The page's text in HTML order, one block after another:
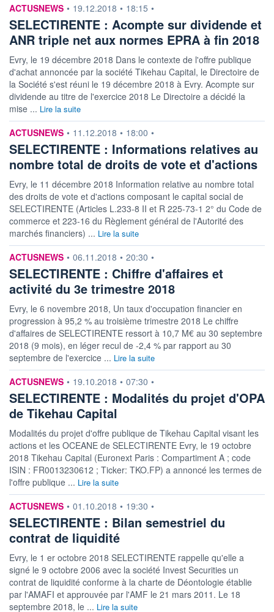
information fournie par
ACTUSNEWS • 19.12.2018 • 18:15 •
SELECTIRENTE : Acompte sur dividende et
ANR triple net aux normes EPRA à fin 2018
Evry, le 19 décembre 2018 Dans le contexte de l'offre publique
d'achat annoncée par la société Tikehau Capital, le Directoire de
la Société s'est réuni le 19 décembre 2018 à Evry. Acompte sur
dividende au titre de l'exercice 2018 Le Directoire a décidé la
mise ... Lire la suite
information fournie par
ACTUSNEWS • 11.12.2018 • 18:00 •
SELECTIRENTE : Informations relatives au
nombre total de droits de vote et d'actions
Evry, le 11 décembre 2018 Information relative au nombre total
des droits de vote et d'actions composant le capital social de
SELECTIRENTE (Articles L.233-8 II et R 225-73-1 2° du Code de
commerce et 223-16 du Règlement général de l'Autorité des
marchés financiers) ... Lire la suite
information fournie par
ACTUSNEWS • 06.11.2018 • 20:30 •
SELECTIRENTE : Chiffre d'affaires et
activité du 3e trimestre 2018
Evry, le 6 novembre 2018, Un taux d'occupation financier en
progression à 95,2 % au troisième trimestre 2018 Le chiffre
d'affaires de SELECTIRENTE ressort à 10,7 M€ au 30 septembre
2018 (9 mois), en léger recul de -2,4 % par rapport au 30
septembre de l'exercice ... Lire la suite
information fournie par
ACTUSNEWS • 19.10.2018 • 07:30 •
SELECTIRENTE : Modalités du projet d'OPA
de Tikehau Capital
Modalités du projet d'offre publique de Tikehau Capital visant les
actions et les OCEANE de SELECTIRENTE Evry, le 19 octobre
2018 Tikehau Capital (Euronext Paris : Compartiment A ; code
ISIN : FR0013230612 ; Ticker: TKO.FP) a annoncé les termes de
l'offre publique ... Lire la suite
information fournie par
ACTUSNEWS • 01.10.2018 • 19:30 •
SELECTIRENTE : Bilan semestriel du
contrat de liquidité
Evry, le 1 er octobre 2018 SELECTIRENTE rappelle qu'elle a
signé le 9 octobre 2006 avec la société Invest Securities un
contrat de liquidité conforme à la charte de Déontologie établie
par l'AMAFI et approuvée par l'AMF le 21 mars 2011. Le 18
septembre 2018, le ... Lire la suite